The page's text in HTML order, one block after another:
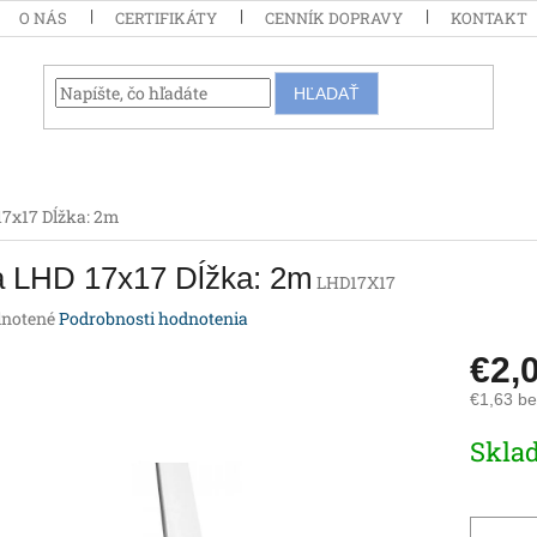
O NÁS CERTIFIKÁTY CENNÍK DOPRAVY KONTAKT
HĽADAŤ
Dĺžka: 2m
LHD 17x17 Dĺžka: 2m LHD17X17
Podrobnosti hodnotenia
€1,63
cena: